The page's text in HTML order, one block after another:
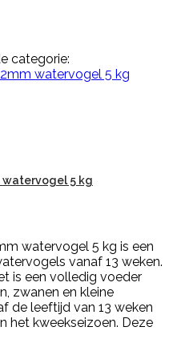
categorie:
watervogel 5 kg
watervogel 5 kg is een
vanaf 13 weken.
is een volledig voeder
zwanen en kleine
de leeftijd van 13 weken
het kweekseizoen. Deze